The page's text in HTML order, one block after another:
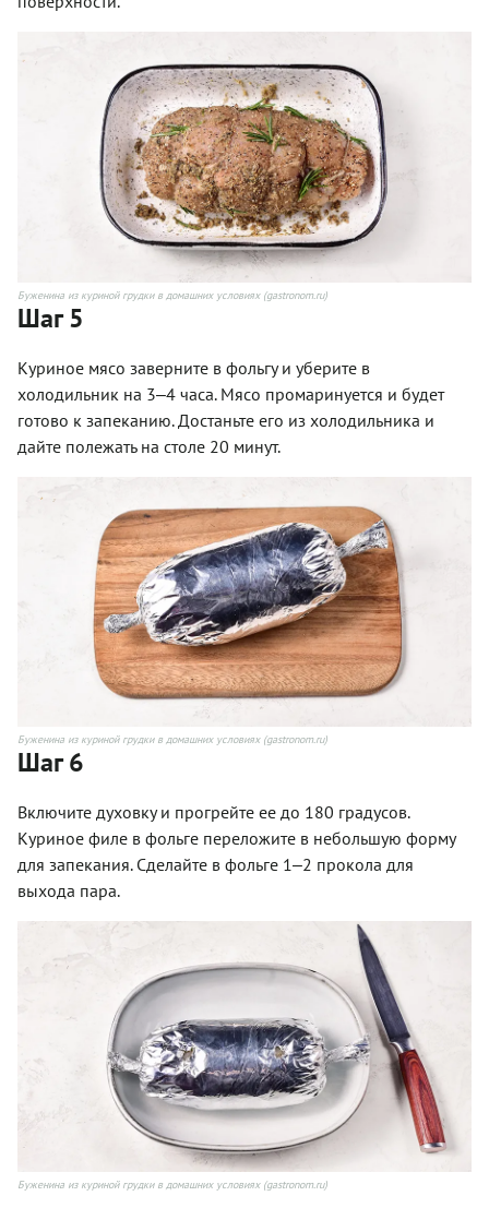
Буженина из куриной грудки в домашних условиях (gastronom.ru)
Шаг 5
Куриное мясо заверните в фольгу и уберите в
холодильник на 3‒4 часа. Мясо промаринуется и будет
готово к запеканию. Достаньте его из холодильника и
дайте полежать на столе 20 минут.
Буженина из куриной грудки в домашних условиях (gastronom.ru)
Шаг 6
Включите духовку и прогрейте ее до 180 градусов.
Куриное филе в фольге переложите в небольшую форму
для запекания. Сделайте в фольге 1‒2 прокола для
выхода пара.
Буженина из куриной грудки в домашних условиях (gastronom.ru)